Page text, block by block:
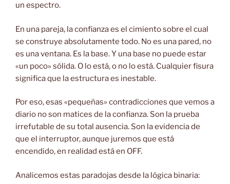
un espectro.
En una pareja, la confianza es el cimiento sobre el cual
se construye absolutamente todo. No es una pared, no
es una ventana. Es la base. Y una base no puede estar
«un poco» sólida. O lo está, o no lo está. Cualquier fisura
significa que la estructura es inestable.
Por eso, esas «pequeñas» contradicciones que vemos a
diario no son matices de la confianza. Son la prueba
irrefutable de su total ausencia. Son la evidencia de
que el interruptor, aunque juremos que está
encendido, en realidad está en OFF.
Analicemos estas paradojas desde la lógica binaria: